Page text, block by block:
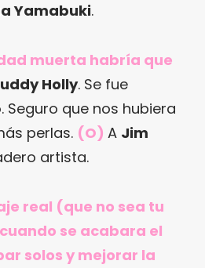
Yamabuki.
muerta habría que
Holly. Se fue
que nos hubiera
perlas. (O) A Jim
artista.
real (que no sea tu
se acabara el
solos y mejorar la